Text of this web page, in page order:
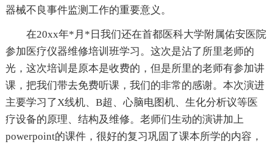
器械不良事件监测工作的重要意义。
在20xx年*月*日我们还在首都医科大学附属佑安医院
参加医疗仪器维修培训班学习。这次是沾了所里老师的
光，这次培训是原本是收费的，但是所里的老师有参加讲
课，把我们带去免费听课，我们的非常的感谢。本次演进
主要学习了X线机、B超、心脑电图机、生化分析议等医
疗设备的原理、结构及维修。老师们生动的演讲加上
powerpoint的课件，很好的复习巩固了课本所学的内容，